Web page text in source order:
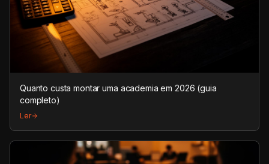
Quanto custa montar uma academia em 2026 (guia
completo)
Ler